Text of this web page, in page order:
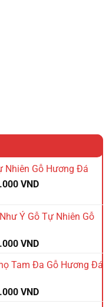
Nhiên Gỗ Hương Đá
VND.
VNDGiá
là:
Ý Gỗ Tự Nhiên Gỗ
VNDGiá
tại
1.392.000 VND.
Tam Đa Gỗ Hương Đá
VNDGiá